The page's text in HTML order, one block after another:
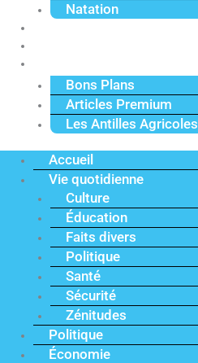
Natation
Bons Plans
Articles Premium
Les Antilles Agricoles
Accueil
Vie quotidienne
Culture
Éducation
Faits divers
Politique
Santé
Sécurité
Zénitudes
Politique
Économie